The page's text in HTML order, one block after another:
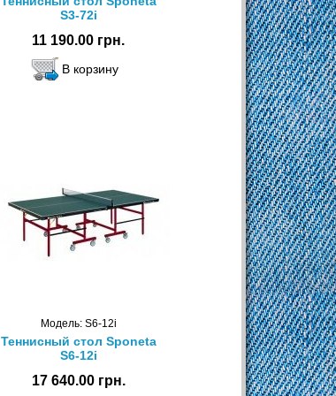
S3-72i
11 190.00 грн.
Модель: S6-12i
Теннисный стол Sponeta
S6-12i
17 640.00 грн.